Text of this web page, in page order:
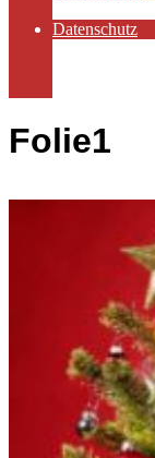
Datenschutz
Folie1